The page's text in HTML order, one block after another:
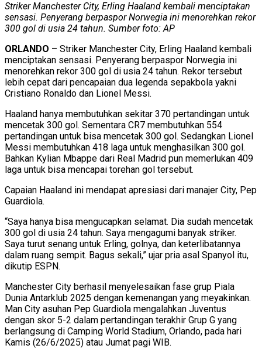
Striker Manchester City, Erling Haaland kembali menciptakan
sensasi. Penyerang berpaspor Norwegia ini menorehkan rekor
300 gol di usia 24 tahun. Sumber foto: AP
ORLANDO – Striker Manchester City, Erling Haaland kembali
menciptakan sensasi. Penyerang berpaspor Norwegia ini
menorehkan rekor 300 gol di usia 24 tahun. Rekor tersebut
lebih cepat dari pencapaian dua legenda sepakbola yakni
Cristiano Ronaldo dan Lionel Messi.
Haaland hanya membutuhkan sekitar 370 pertandingan untuk
mencetak 300 gol. Sementara CR7 membutuhkan 554
pertandingan untuk bisa mencetak 300 gol. Sedangkan Lionel
Messi membutuhkan 418 laga untuk menghasilkan 300 gol.
Bahkan Kylian Mbappe dari Real Madrid pun memerlukan 409
laga untuk bisa mencapai torehan gol tersebut.
Capaian Haaland ini mendapat apresiasi dari manajer City, Pep
Guardiola.
“Saya hanya bisa mengucapkan selamat. Dia sudah mencetak
300 gol di usia 24 tahun. Saya mengagumi banyak striker.
Saya turut senang untuk Erling, golnya, dan keterlibatannya
dalam ruang sempit. Bagus sekali,” ujar pria asal Spanyol itu,
dikutip ESPN.
Manchester City berhasil menyelesaikan fase grup Piala
Dunia Antarklub 2025 dengan kemenangan yang meyakinkan.
Man City asuhan Pep Guardiola mengalahkan Juventus
dengan skor 5-2 dalam pertandingan terakhir Grup G yang
berlangsung di Camping World Stadium, Orlando, pada hari
Kamis (26/6/2025) atau Jumat pagi WIB.